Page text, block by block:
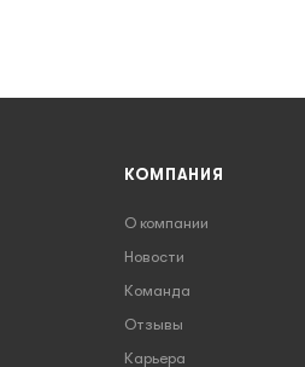
КОМПАНИЯ
О компании
Новости
Команда
Отзывы
Карьера